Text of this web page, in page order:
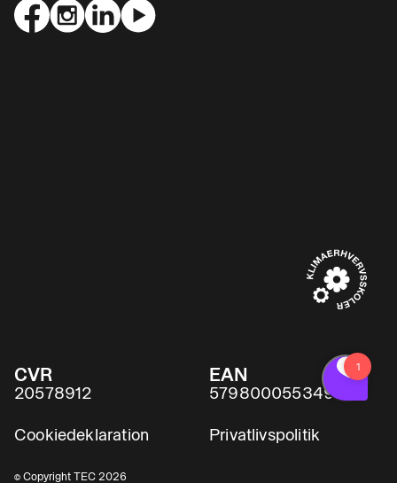
CVR
20578912
EAN
5798000553491
Cookiedeklaration Privatlivspolitik
© Copyright TEC 2026